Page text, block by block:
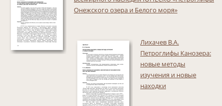
Онежского озера и Белого моря»
Лихачев В.А.
Петроглифы Канозера:
новые методы
изучения и новые
находки